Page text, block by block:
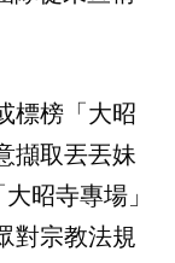
標榜「大昭
擷取丟丟妹
昭寺專場」
對宗教法規